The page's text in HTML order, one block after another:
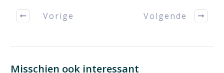
Vorige Volgende
Misschien ook interessant